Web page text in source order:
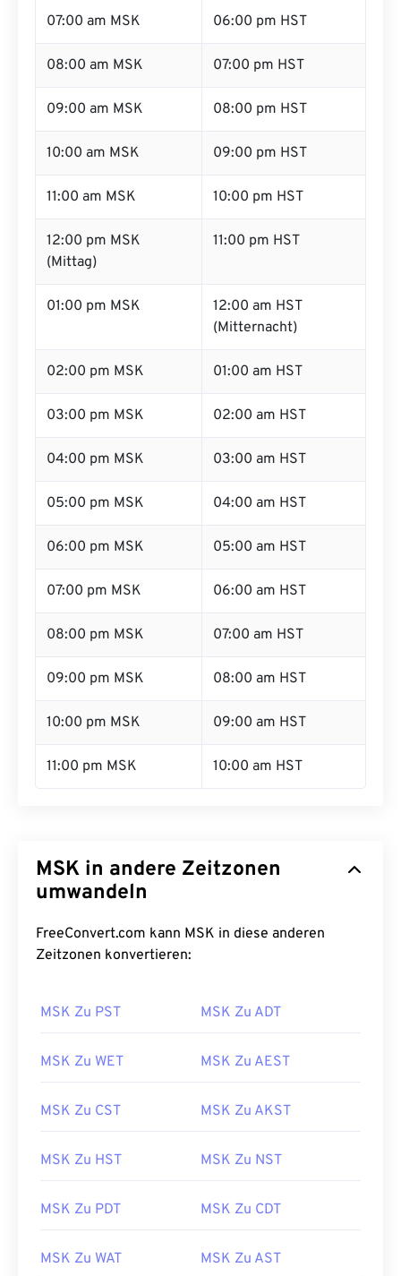
07:00 am MSK 06:00 pm HST
08:00 am MSK 07:00 pm HST
09:00 am MSK 08:00 pm HST
10:00 am MSK 09:00 pm HST
11:00 am MSK 10:00 pm HST
12:00 pm MSK
(Mittag)
11:00 pm HST
01:00 pm MSK
12:00 am HST
(Mitternacht)
02:00 pm MSK 01:00 am HST
03:00 pm MSK 02:00 am HST
04:00 pm MSK 03:00 am HST
05:00 pm MSK 04:00 am HST
06:00 pm MSK 05:00 am HST
07:00 pm MSK 06:00 am HST
08:00 pm MSK 07:00 am HST
09:00 pm MSK 08:00 am HST
10:00 pm MSK 09:00 am HST
11:00 pm MSK 10:00 am HST
MSK in andere Zeitzonen
umwandeln
FreeConvert.com kann MSK in diese anderen
Zeitzonen konvertieren:
MSK Zu PST MSK Zu ADT
MSK Zu WET MSK Zu AEST
MSK Zu CST MSK Zu AKST
MSK Zu HST MSK Zu NST
MSK Zu PDT MSK Zu CDT
MSK Zu WAT MSK Zu AST